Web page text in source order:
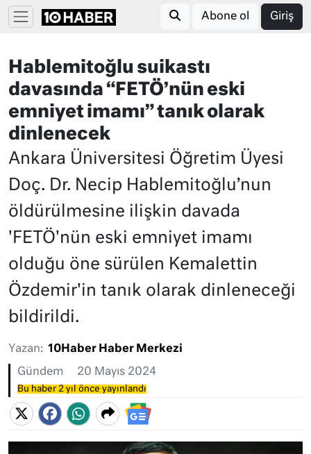
Abone ol Giriş
Hablemitoğlu suikastı
davasında “FETÖ’nün eski
emniyet imamı” tanık olarak
dinlenecek
Ankara Üniversitesi Öğretim Üyesi
Doç. Dr. Necip Hablemitoğlu’nun
öldürülmesine ilişkin davada
'FETÖ'nün eski emniyet imamı
olduğu öne sürülen Kemalettin
Özdemir'in tanık olarak dinleneceği
bildirildi.
Yazan: 10Haber Haber Merkezi
Gündem 20 Mayıs 2024
Bu haber 2 yıl önce yayınlandı